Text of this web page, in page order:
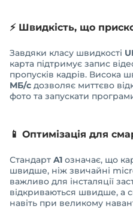
⚡ Швидкість, що
Завдяки класу швидкості
карта підтримує запис
пропусків кадрів. Висока
МБ/с дозволяє миттєво
фото та запускати
📱 Оптимізація для
Стандарт A1 означає, що
швидше, ніж звичайні
важливо для інсталяції
відкриваються швидше, а
навіть при великому